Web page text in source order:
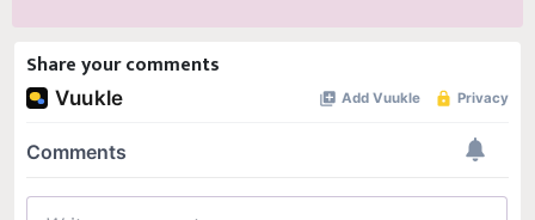
Share your comments